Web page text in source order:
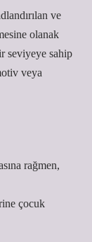
ve
olanak
seviyeye sahip
veya
rağmen,
çocuk